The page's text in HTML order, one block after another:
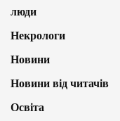
люди
Некрологи
Новини
Новини від читачів
Освіта